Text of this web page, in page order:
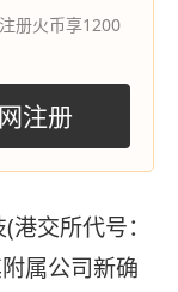
册火币享1200
注册
交所代号：
属公司新确